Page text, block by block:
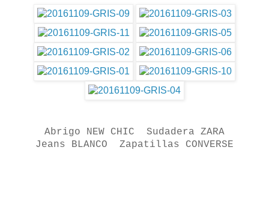
Abrigo NEW CHIC Sudadera ZARA
Jeans BLANCO Zapatillas CONVERSE